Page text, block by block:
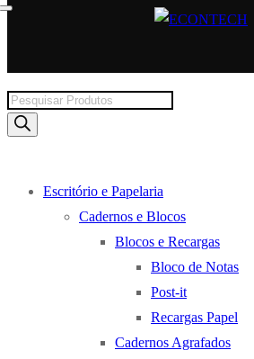
Products
search
Escritório e Papelaria
Cadernos e Blocos
Blocos e Recargas
Bloco de Notas
Post-it
Recargas Papel
Cadernos Agrafados